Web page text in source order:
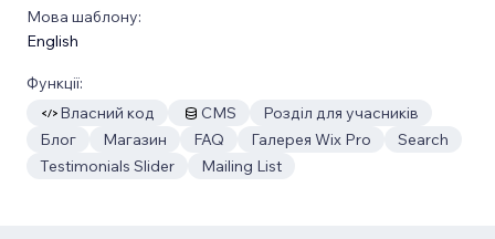
Мова шаблону:
English
Функції:
Власний код
CMS
Розділ для учасників
Блог
Магазин FAQ Галерея Wix Pro
Search
Testimonials Slider
Mailing List